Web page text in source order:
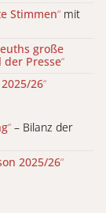
Stimmen“ mit
große
der Presse“
26“
“ – Bilanz der
2025/26“